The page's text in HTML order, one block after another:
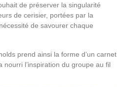
de préserver la singularité
de cerisier, portées par la
de savourer chaque
prend ainsi la forme d’un carnet
l’inspiration du groupe au fil